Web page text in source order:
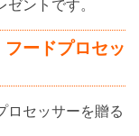
ントです。
ードプロセッ
ロセッサーを贈る